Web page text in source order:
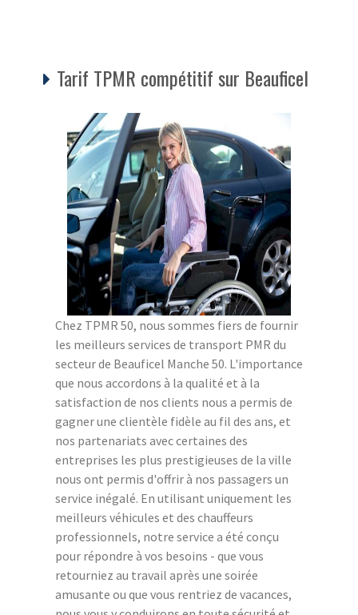
Tarif TPMR compétitif sur Beauficel
Chez TPMR 50, nous sommes fiers de fournir
les meilleurs services de transport PMR du
secteur de Beauficel Manche 50. L'importance
que nous accordons à la qualité et à la
satisfaction de nos clients nous a permis de
gagner une clientèle fidèle au fil des ans, et
nos partenariats avec certaines des
entreprises les plus prestigieuses de la ville
nous ont permis d'offrir à nos passagers un
service inégalé. En utilisant uniquement les
meilleurs véhicules et des chauffeurs
professionnels, notre service a été conçu
pour répondre à vos besoins - que vous
retourniez au travail après une soirée
amusante ou que vous rentriez de vacances,